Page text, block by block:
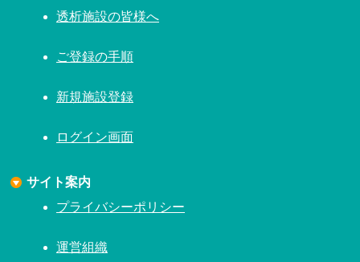
透析施設の皆様へ
ご登録の手順
新規施設登録
ログイン画面
サイト案内
プライバシーポリシー
運営組織